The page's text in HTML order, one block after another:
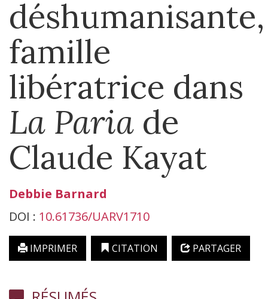
déshumanisante,
famille
libératrice dans
La Paria de
Claude Kayat
Debbie Barnard
DOI : 10.61736/UARV1710
IMPRIMER CITATION PARTAGER